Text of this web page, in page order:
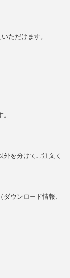
ただけます。
を分けてご注文く
ウンロード情報、